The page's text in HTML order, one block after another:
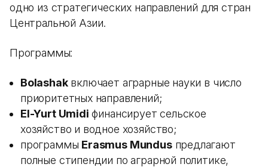
одно из стратегических направлений для стран
Центральной Азии.
Программы:
Bolashakвключает аграрные науки в число
приоритетных направлений;
El-Yurt Umidi финансирует сельское
хозяйство и водное хозяйство;
программы Erasmus Mundusпредлагают
полные стипендии по аграрной политике,